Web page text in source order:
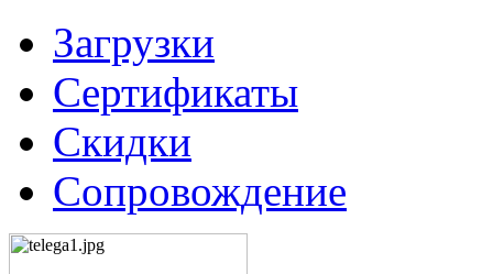
Загрузки
Сертификаты
Скидки
Сопровождение